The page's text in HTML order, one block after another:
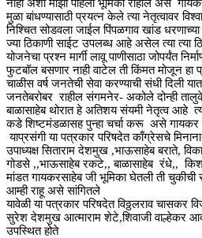
नाही अशी माझी पहिली भूमिका राहील असे
मुळा बांधण्यासाठी प्रयत्न केले त्या नेतृत्वावर
निश्चित सोडवला जाईल पिंपळगाव खांड
ज्या ठिकाणी साईट उपलब्ध आहे असेल त्या त्या
योजनेचा प्रश्न मार्गी लावू पाणीसाठा जोपर्यंत
फुटबॉल बसणार नाही वाटेल ती किंमत मोजून हा
चाळीस वर्ष जनतेची सेवा करण्याची संधी दिली
जनतेबरोबर राहील संगमनेर- अकोले दोन्ही
बाळासाहेब थोरात हे अतिशय संयमी नेतृत्व आहे
कडे शिष्टमंडळासह पुन्हा चर्चा करू असे गायकर
याप्रसंगी या पत्रकार परिषदेत काँग्रेसचे
उपाध्यक्ष सिताराम देशमुख ,भाऊसाहेब बराते,
गोडसे ,,भाऊसाहेब रकटे,, बाळासाहेब रंधे,,
मांडत गायकरसाहेब जी भूमिका घेतली ती चुकीची
आम्ही राहू असे सांगितले
यावेळी या पत्रकार परिषदेत विठ्ठलराव चासकर
सुरेश देशमुख आत्माराम शेटे,शिवाजी वाल्हेकर आदी
उपस्थित होते